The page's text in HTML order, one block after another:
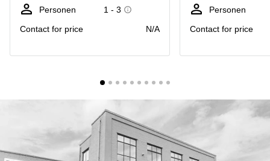
Hilversum
Hoofddorp
Business
Arnhem
center
Personen
1 - 3
Contact for price
N/A
Personen
Contact for price